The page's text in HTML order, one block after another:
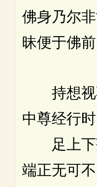
佛身乃尔
昧便于佛
持想
中尊经行时
足上
端正无可不